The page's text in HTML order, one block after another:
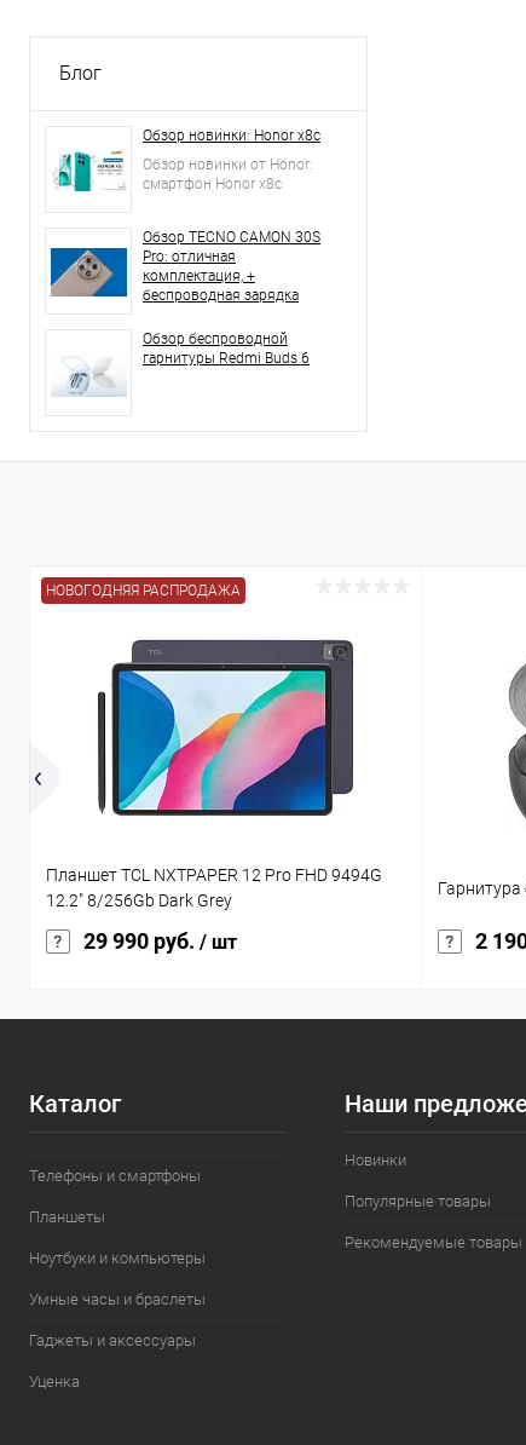
Блог
Обзор новинки: Honor x8c
Обзор новинки от Honor:
смартфон Honor x8c
Обзор TECNO CAMON 30S
Pro: отличная
комплектация, +
беспроводная зарядка
Обзор беспроводной
гарнитуры Redmi Buds 6
НОВОГОДНЯЯ РАСПРОДАЖА
Планшет TCL NXTPAPER 12 Pro FHD 9494G
12.2" 8/256Gb Dark Grey
29 990 руб. / шт 2
Каталог
Телефоны и смартфоны
Планшеты
Ноутбуки и компьютеры
Умные часы и браслеты
Гаджеты и аксессуары
Уценка
Наши
Новинки
Популярные товары
Рекомендуемые товары